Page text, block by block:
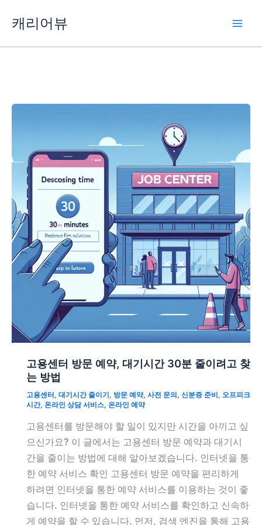
캐리어뷰
고용센터 방문 예약, 대기시간 30분 줄이려고 찾
는 방법
고용센터 , 대기시간 줄이기 , 방문 예약, 사전 문의 , 신분증 준비 , 오프피크
시간, 온라인 상담 서비스, 온라인 예약
고용센터를 방문해야 할 일이 있지만 시간을 아끼고 싶
으신가요? 이 글에서는 고용센터 방문 예약과 대기시
간을 줄이는 방법에 대해 알아보겠습니다. 인터넷을 통
한 예약 서비스 확인 고용센터 방문 예약을 편리하게
하려면 인터넷을 통한 예약 서비스를 이용하는 것이 좋
습니다. 인터넷을 통한 예약 서비스를 확인하고 신속하
게 예약을 할 수 있습니다. 먼저, 검색 엔진을 통해 고용